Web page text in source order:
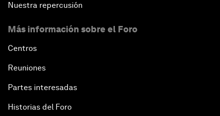
Nuestra repercusión
Más información sobre el Foro
Centros
Reuniones
Partes interesadas
Historias del Foro